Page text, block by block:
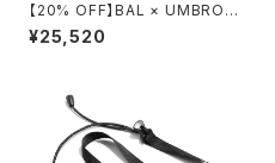
【20% OFF】BAL × UMBRO /
SOCCER JERSEY
¥25,520